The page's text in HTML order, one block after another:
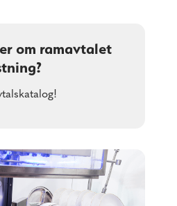
om ramavtalet